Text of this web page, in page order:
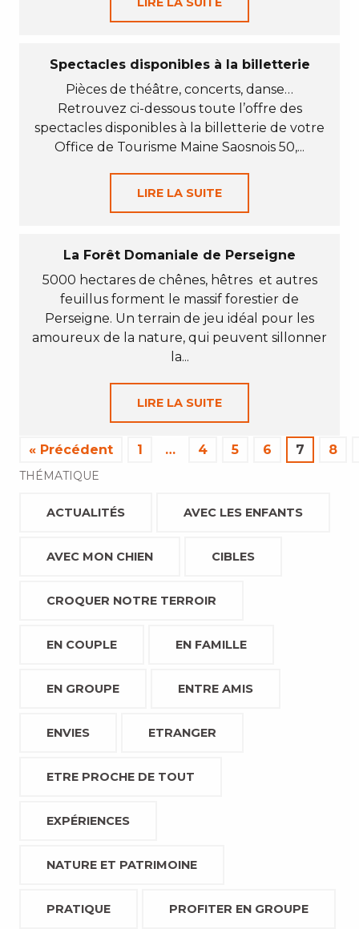
Spectacles disponibles à la billetterie
Pièces de théâtre, concerts, danse…
Retrouvez ci-dessous toute l’offre des
spectacles disponibles à la billetterie de votre
Office de Tourisme Maine Saosnois 50,...
LIRE LA SUITE
La Forêt Domaniale de Perseigne
5000 hectares de chênes, hêtres et autres
feuillus forment le massif forestier de
Perseigne. Un terrain de jeu idéal pour les
amoureux de la nature, qui peuvent sillonner
la...
LIRE LA SUITE
« Précédent 1 … 4 5 6 7 8
THÉMATIQUE
ACTUALITÉS AVEC LES ENFANTS
AVEC MON CHIEN CIBLES
CROQUER NOTRE TERROIR
EN COUPLE EN FAMILLE
EN GROUPE ENTRE AMIS
ENVIES ETRANGER
ETRE PROCHE DE TOUT
EXPÉRIENCES
NATURE ET PATRIMOINE
PRATIQUE PROFITER EN GROUPE